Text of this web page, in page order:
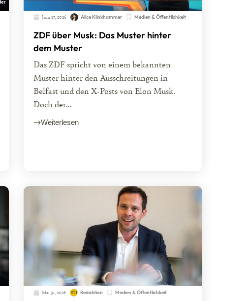
Juni 17, 2026 Alice Klinkhammer Medien & Öffentlichkeit
ZDF über Musk: Das Muster hinter
dem Muster
Das ZDF spricht von einem bekannten
Muster hinter den Ausschreitungen in
Belfast und den X-Posts von Elon Musk.
Doch der...
Weiterlesen
Mai 31, 2026 Redaktion Medien & Öffentlichkeit